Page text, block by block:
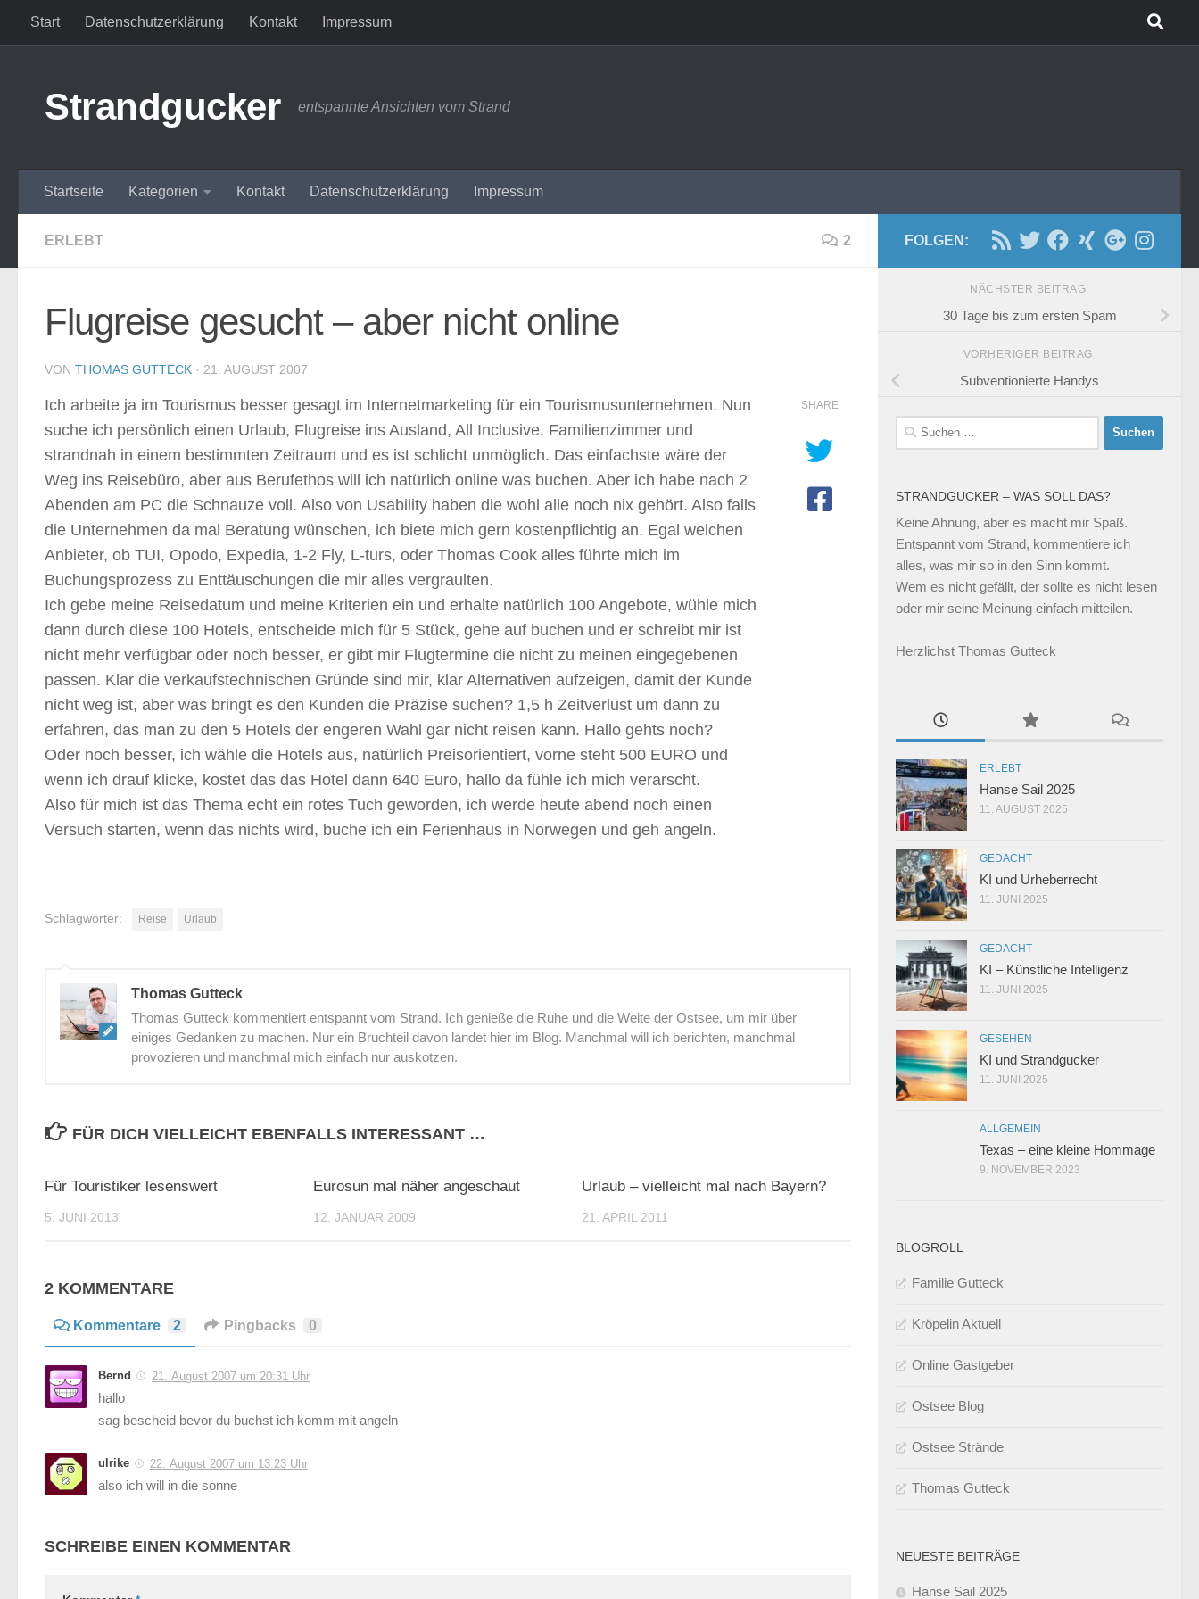
Zum Inhalt springen
Start Datenschutzerklärung Kontakt Impressum
Strandgucker entspannte Ansichten vom Strand
Startseite Kategorien Kontakt Datenschutzerklärung Impressum
ERLEBT 2
Flugreise gesucht – aber nicht online
VON THOMAS GUTTECK · 21. AUGUST 2007
Ich arbeite ja im Tourismus besser gesagt im Internetmarketing für ein Tourismusunternehmen. Nun
suche ich persönlich einen Urlaub, Flugreise ins Ausland, All Inclusive, Familienzimmer und
strandnah in einem bestimmten Zeitraum und es ist schlicht unmöglich. Das einfachste wäre der
Weg ins Reisebüro, aber aus Berufethos will ich natürlich online was buchen. Aber ich habe nach 2
Abenden am PC die Schnauze voll. Also von Usability haben die wohl alle noch nix gehört. Also falls
die Unternehmen da mal Beratung wünschen, ich biete mich gern kostenpflichtig an. Egal welchen
Anbieter, ob TUI, Opodo, Expedia, 1-2 Fly, L-turs, oder Thomas Cook alles führte mich im
Buchungsprozess zu Enttäuschungen die mir alles vergraulten.
Ich gebe meine Reisedatum und meine Kriterien ein und erhalte natürlich 100 Angebote, wühle mich
dann durch diese 100 Hotels, entscheide mich für 5 Stück, gehe auf buchen und er schreibt mir ist
nicht mehr verfügbar oder noch besser, er gibt mir Flugtermine die nicht zu meinen eingegebenen
passen. Klar die verkaufstechnischen Gründe sind mir, klar Alternativen aufzeigen, damit der Kunde
nicht weg ist, aber was bringt es den Kunden die Präzise suchen? 1,5 h Zeitverlust um dann zu
erfahren, das man zu den 5 Hotels der engeren Wahl gar nicht reisen kann. Hallo gehts noch?
Oder noch besser, ich wähle die Hotels aus, natürlich Preisorientiert, vorne steht 500 EURO und
wenn ich drauf klicke, kostet das das Hotel dann 640 Euro, hallo da fühle ich mich verarscht.
Also für mich ist das Thema echt ein rotes Tuch geworden, ich werde heute abend noch einen
Versuch starten, wenn das nichts wird, buche ich ein Ferienhaus in Norwegen und geh angeln.
SHARE
Schlagwörter: Reise Urlaub
Thomas Gutteck
Thomas Gutteck kommentiert entspannt vom Strand. Ich genieße die Ruhe und die Weite der Ostsee, um mir über
einiges Gedanken zu machen. Nur ein Bruchteil davon landet hier im Blog. Manchmal will ich berichten, manchmal
provozieren und manchmal mich einfach nur auskotzen.
FÜR DICH VIELLEICHT EBENFALLS INTERESSANT …
Für Touristiker lesenswert
5. JUNI 2013
Eurosun mal näher angeschaut
12. JANUAR 2009
Urlaub – vielleicht mal nach Bayern?
21. APRIL 2011
2 KOMMENTARE
Kommentare 2 Pingbacks 0
Bernd 21. August 2007 um 20:31 Uhr
hallo
sag bescheid bevor du buchst ich komm mit angeln
ulrike 22. August 2007 um 13:23 Uhr
also ich will in die sonne
SCHREIBE EINEN KOMMENTAR
FOLGEN:
NÄCHSTER BEITRAG
30 Tage bis zum ersten Spam
VORHERIGER BEITRAG
Subventionierte Handys
Suchen
nach:
STRANDGUCKER – WAS SOLL DAS?
Keine Ahnung, aber es macht mir Spaß.
Entspannt vom Strand, kommentiere ich
alles, was mir so in den Sinn kommt.
Wem es nicht gefällt, der sollte es nicht lesen
oder mir seine Meinung einfach mitteilen.
Herzlichst Thomas Gutteck
ERLEBT
Hanse Sail 2025
11. AUGUST 2025
GEDACHT
KI und Urheberrecht
11. JUNI 2025
GEDACHT
KI – Künstliche Intelligenz
11. JUNI 2025
GESEHEN
KI und Strandgucker
11. JUNI 2025
ALLGEMEIN
Texas – eine kleine Hommage
9. NOVEMBER 2023
BLOGROLL
Familie Gutteck
Kröpelin Aktuell
Online Gastgeber
Ostsee Blog
Ostsee Strände
Thomas Gutteck
NEUESTE BEITRÄGE
Hanse Sail 2025